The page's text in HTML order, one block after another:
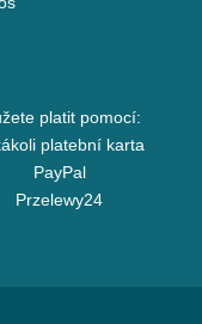
platit pomocí:
platební karta
PayPal
Przelewy24